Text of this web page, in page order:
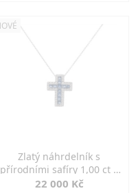
Zlatý náhrdelník s
přírodními safíry 1,00 ct a
diamanty
22 000 Kč